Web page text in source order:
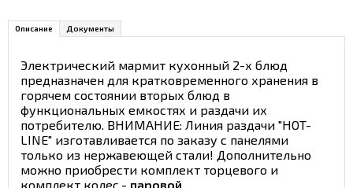
Описание Документы
Электрический мармит кухонный 2-х блюд
предназначен для кратковременного хранения в
горячем состоянии вторых блюд в
функциональных емкостях и раздачи их
потребителю. ВНИМАНИЕ: Линия раздачи "HOT-
LINE" изготавливается по заказу с панелями
только из нержавеющей стали! Дополнительно
можно приобрести комплект торцевого и
комплект колес.- паровой,